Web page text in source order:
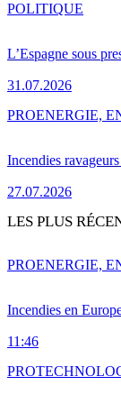
L’Espagne sous
31.07.2026
POLITIQUE
Incendies
27.07.2026
PROENERGIE,
LES PLUS
Incendies en
11:46
PROENERGIE,
PRO